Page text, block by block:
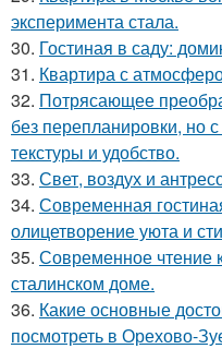
эксперимента стала.
30. Гостиная в саду:
31. Квартира с
32. Потрясающее
без перепланировки, но
текстуры и удобство.
33. Свет, воздух и
34. Современная
олицетворение уюта и
35. Современное чтение
сталинском доме.
36. Какие основные
посмотреть в Орехово-